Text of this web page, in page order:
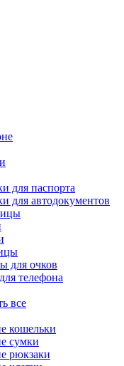
для паспорта
для автодокументов
для очков
телефона
все
кошельки
сумки
рюкзаки